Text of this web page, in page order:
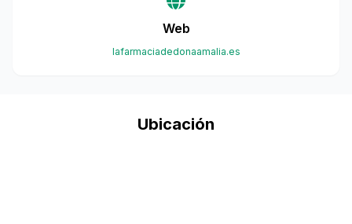
Web
lafarmaciadedonaamalia.es
Ubicación